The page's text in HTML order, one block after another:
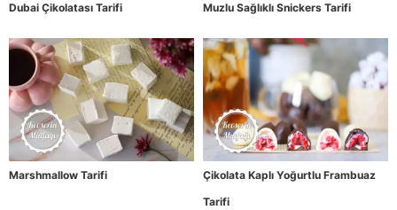
Dubai Çikolatası Tarifi Muzlu Sağlıklı Snickers Tarifi
Marshmallow Tarifi
Çikolata Kaplı Yoğurtlu Frambuaz
Tarifi